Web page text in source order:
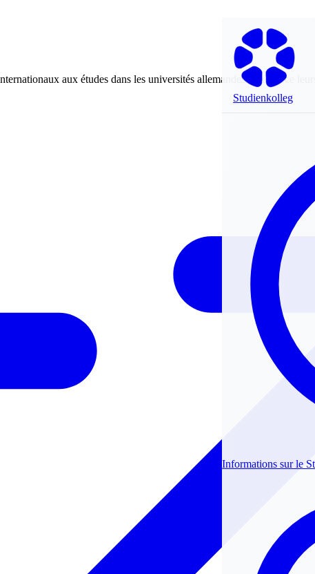
Studienkolleg
Informations sur le
aux études dans les universités allemandes et renforce